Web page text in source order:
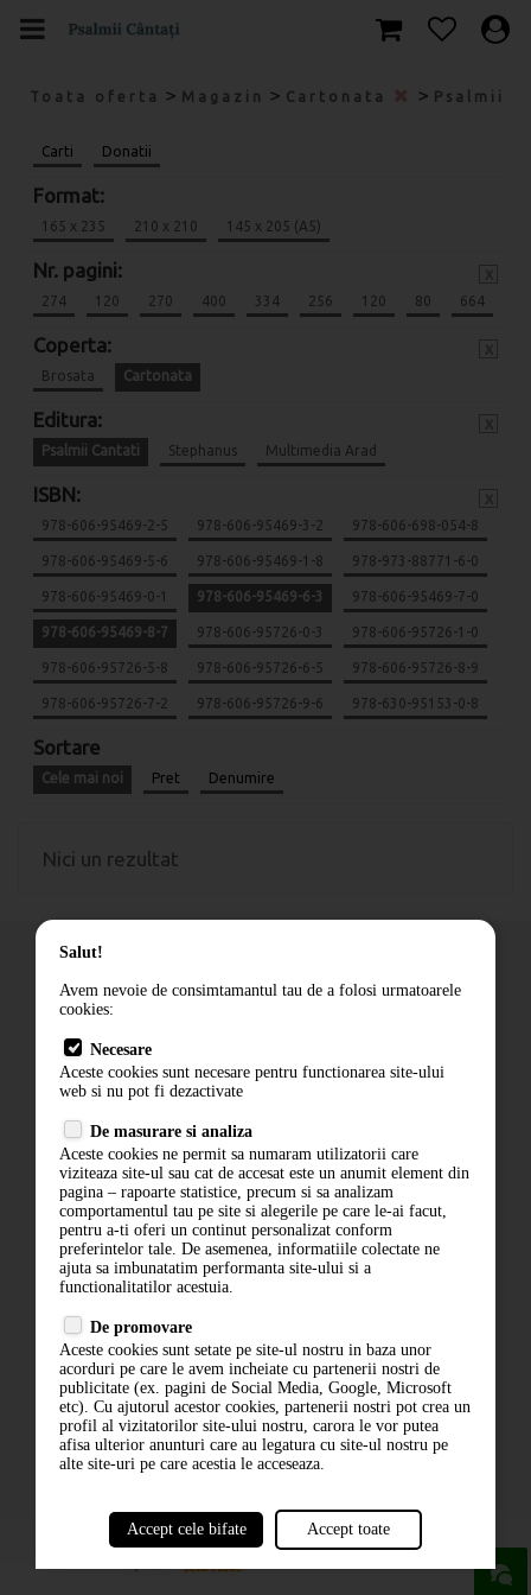
Toata oferta > Magazin > Cartonata > Psalmii
Carti Donatii
Format:
165 x 235 210 x 210 145 x 205 (A5)
Nr. pagini:
274 120 270 400 334 256 120 80 664
Coperta:
Brosata Cartonata
Editura:
Psalmii Cantati Stephanus Multimedia Arad
ISBN:
978-606-95469-2-5 978-606-95469-3-2 978-606-698-054-8
978-606-95469-5-6 978-606-95469-1-8 978-973-88771-6-0
978-606-95469-0-1 978-606-95469-6-3 978-606-95469-7-0
978-606-95469-8-7 978-606-95726-0-3 978-606-95726-1-0
978-606-95726-5-8 978-606-95726-6-5 978-606-95726-8-9
978-606-95726-7-2 978-606-95726-9-6 978-630-95153-0-8
Sortare
Cele mai noi Pret Denumire
Nici un rezultat
Cum comand
Livrare
Contact
Politica de confidentialitate
ANPC
ABONARE LA NEWSLETTER
ABONARE
Salut!
Avem nevoie de consimtamantul tau de a folosi urmatoarele
cookies:
Necesare
Aceste cookies sunt necesare pentru functionarea site-ului
web si nu pot fi dezactivate
De masurare si analiza
Aceste cookies ne permit sa numaram utilizatorii care
viziteaza site-ul sau cat de accesat este un anumit element din
pagina – rapoarte statistice, precum si sa analizam
comportamentul tau pe site si alegerile pe care le-ai facut,
pentru a-ti oferi un continut personalizat conform
preferintelor tale. De asemenea, informatiile colectate ne
ajuta sa imbunatatim performanta site-ului si a
functionalitatilor acestuia.
De promovare
Aceste cookies sunt setate pe site-ul nostru in baza unor
acorduri pe care le avem incheiate cu partenerii nostri de
publicitate (ex. pagini de Social Media, Google, Microsoft
etc). Cu ajutorul acestor cookies, partenerii nostri pot crea un
profil al vizitatorilor site-ului nostru, carora le vor putea
afisa ulterior anunturi care au legatura cu site-ul nostru pe
alte site-uri pe care acestia le acceseaza.
Accept cele bifate Accept toate